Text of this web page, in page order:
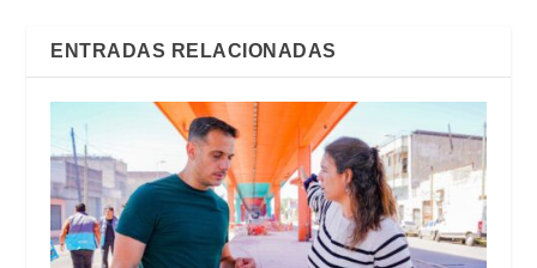
ENTRADAS RELACIONADAS